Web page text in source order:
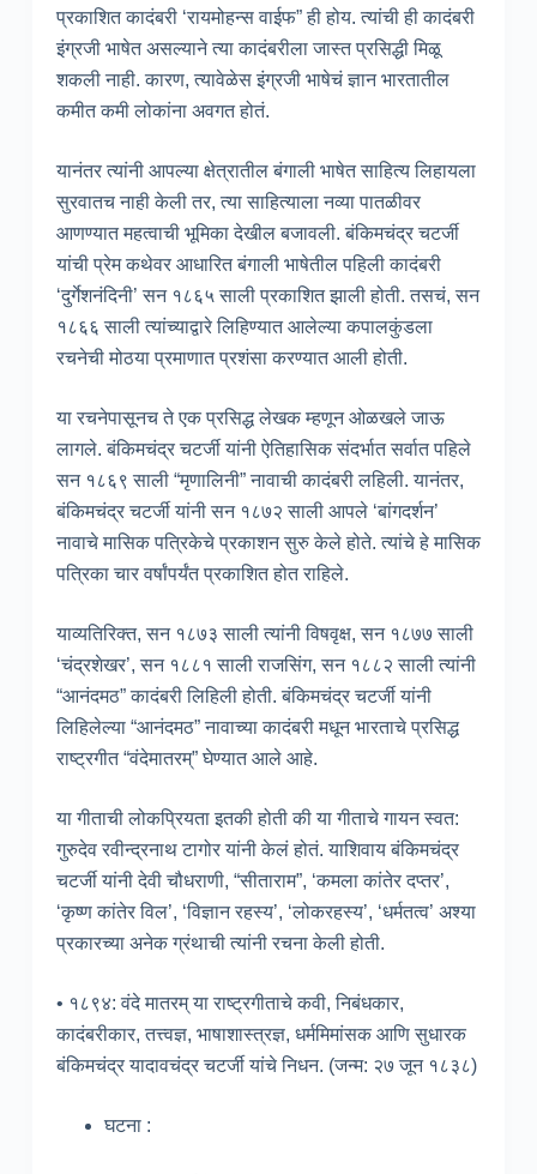
प्रकाशित कादंबरी ‘रायमोहन्स वाईफ” ही होय. त्यांची ही कादंबरी
इंग्रजी भाषेत असल्याने त्या कादंबरीला जास्त प्रसिद्धी मिळू
शकली नाही. कारण, त्यावेळेस इंग्रजी भाषेचं ज्ञान भारतातील
कमीत कमी लोकांना अवगत होतं.
यानंतर त्यांनी आपल्या क्षेत्रातील बंगाली भाषेत साहित्य लिहायला
सुरवातच नाही केली तर, त्या साहित्याला नव्या पातळीवर
आणण्यात महत्वाची भूमिका देखील बजावली. बंकिमचंद्र चटर्जी
यांची प्रेम कथेवर आधारित बंगाली भाषेतील पहिली कादंबरी
‘दुर्गेशनंदिनी’ सन १८६५ साली प्रकाशित झाली होती. तसचं, सन
१८६६ साली त्यांच्याद्वारे लिहिण्यात आलेल्या कपालकुंडला
रचनेची मोठया प्रमाणात प्रशंसा करण्यात आली होती.
या रचनेपासूनच ते एक प्रसिद्ध लेखक म्हणून ओळखले जाऊ
लागले. बंकिमचंद्र चटर्जी यांनी ऐतिहासिक संदर्भात सर्वात पहिले
सन १८६९ साली “मृणालिनी” नावाची कादंबरी लहिली. यानंतर,
बंकिमचंद्र चटर्जी यांनी सन १८७२ साली आपले ‘बांगदर्शन’
नावाचे मासिक पत्रिकेचे प्रकाशन सुरु केले होते. त्यांचे हे मासिक
पत्रिका चार वर्षांपर्यंत प्रकाशित होत राहिले.
याव्यतिरिक्त, सन १८७३ साली त्यांनी विषवृक्ष, सन १८७७ साली
‘चंद्रशेखर’, सन १८८१ साली राजसिंग, सन १८८२ साली त्यांनी
“आनंदमठ” कादंबरी लिहिली होती. बंकिमचंद्र चटर्जी यांनी
लिहिलेल्या “आनंदमठ” नावाच्या कादंबरी मधून भारताचे प्रसिद्ध
राष्ट्रगीत “वंदेमातरम्” घेण्यात आले आहे.
या गीताची लोकप्रियता इतकी होती की या गीताचे गायन स्वत:
गुरुदेव रवीन्द्रनाथ टागोर यांनी केलं होतं. याशिवाय बंकिमचंद्र
चटर्जी यांनी देवी चौधराणी, “सीताराम”, ‘कमला कांतेर दप्तर’,
‘कृष्ण कांतेर विल’, ‘विज्ञान रहस्य’, ‘लोकरहस्य’, ‘धर्मतत्व’ अश्या
प्रकारच्या अनेक ग्रंथाची त्यांनी रचना केली होती.
• १८९४: वंदे मातरम् या राष्ट्रगीताचे कवी, निबंधकार,
कादंबरीकार, तत्त्वज्ञ, भाषाशास्त्रज्ञ, धर्ममिमांसक आणि सुधारक
बंकिमचंद्र यादावचंद्र चटर्जी यांचे निधन. (जन्म: २७ जून १८३८)
घटना :